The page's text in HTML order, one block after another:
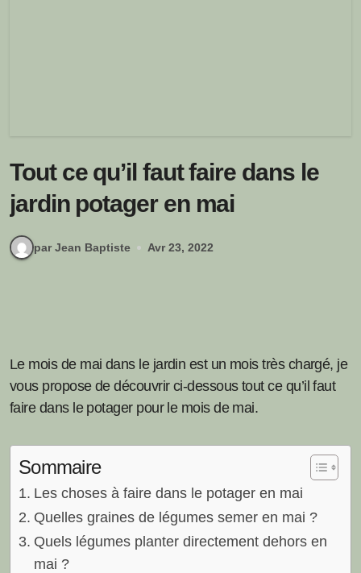
Tout ce qu’il faut faire dans le
jardin potager en mai
par Jean Baptiste Avr 23, 2022
Le mois de mai dans le jardin est un mois très chargé, je
vous propose de découvrir ci-dessous tout ce qu’il faut
faire dans le potager pour le mois de mai.
Sommaire
Les choses à faire dans le potager en mai
Quelles graines de légumes semer en mai ?
Quels légumes planter directement dehors en
mai ?